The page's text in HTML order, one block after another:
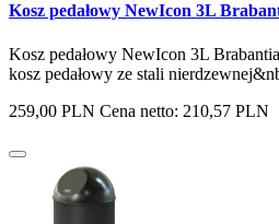
Kosz pedałowy NewIcon 3L
Kosz pedałowy NewIcon 3L
kosz pedałowy ze stali
259,00 PLN Cena netto: 210,57 PLN